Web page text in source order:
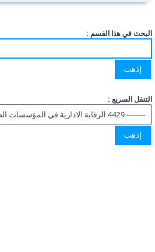
البحث في هذا القسم :
التنقل السريع :